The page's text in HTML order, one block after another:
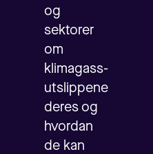
og
sektorer
om
klimagass-
utslippene
deres og
hvordan
de kan